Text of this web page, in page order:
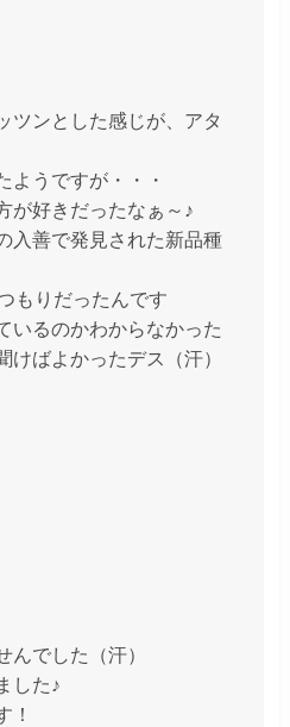
ツンとした感じが、アタ
ようですが・・・
が好きだったなぁ～♪
入善で発見された新品種
もりだったんです
いるのかわからなかった
けばよかったデス（汗）
んでした（汗）
した♪
！